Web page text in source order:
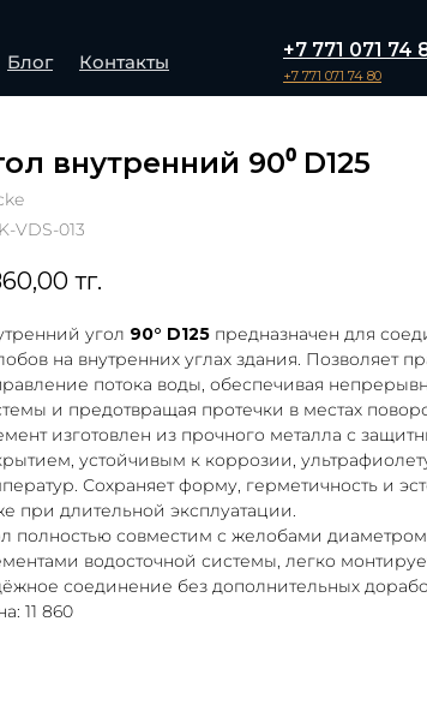
Блог Контакты
+7 771 071 74
+7 771 071 74 80
внутренний 90⁰ D125
VDS-013
тг.
угол 90° D125 предназначен для
на внутренних углах здания. Позволяет
потока воды, обеспечивая
и предотвращая протечки в местах
изготовлен из прочного металла с
устойчивым к коррозии,
Сохраняет форму, герметичность и
при длительной эксплуатации.
полностью совместим с желобами
водосточной системы, легко
соединение без дополнительных
11 860